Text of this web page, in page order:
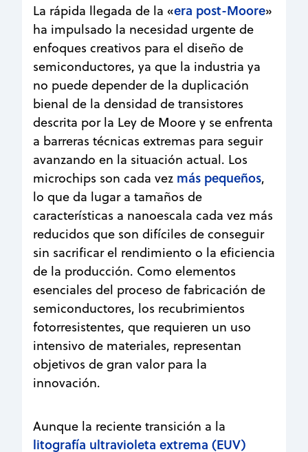
La rápida llegada de la «era post-Moore»
ha impulsado la necesidad urgente de
enfoques creativos para el diseño de
semiconductores, ya que la industria ya
no puede depender de la duplicación
bienal de la densidad de transistores
descrita por la Ley de Moore y se enfrenta
a barreras técnicas extremas para seguir
avanzando en la situación actual. Los
microchips son cada vez más pequeños,
lo que da lugar a tamaños de
características a nanoescala cada vez más
reducidos que son difíciles de conseguir
sin sacrificar el rendimiento o la eficiencia
de la producción. Como elementos
esenciales del proceso de fabricación de
semiconductores, los recubrimientos
fotorresistentes, que requieren un uso
intensivo de materiales, representan
objetivos de gran valor para la
innovación.
Aunque la reciente transición a la
litografía ultravioleta extrema (EUV)